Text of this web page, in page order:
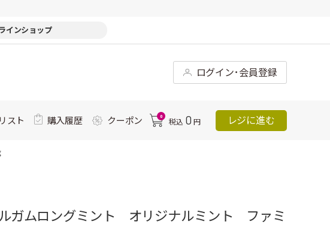
インショップ
ログイン･会員登録
スト 購入履歴 クーポン 0
税込 0 円 レジに進む
ガムロングミント オリジナルミント ファミ